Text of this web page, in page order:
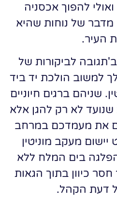
להפוך אכסניה
מדבר של נוחות שהיא
העיר.
לביקורות של
למשוב הולכת יד ביד
שניהם ברגים חיוניים
שנועד לא רק להגן אלא
את מעמדכם במרחב
יישום מעקב מוניטין
בים המלח ללא
כיוון בתוך הגאות
דעת הקהל.